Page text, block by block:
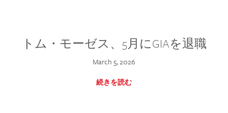
トム・モーゼス、5月にGIAを退職
March 5, 2026
続きを読む